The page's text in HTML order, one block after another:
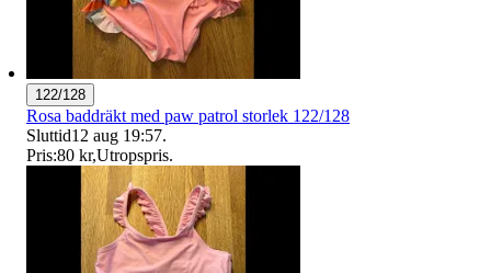
122/128
Rosa baddräkt med paw patrol storlek 122/128
Sluttid12 aug 19:57.
Pris:80 kr,Utropspris.